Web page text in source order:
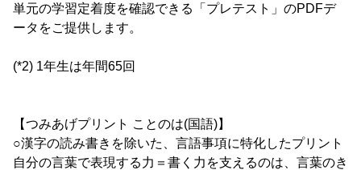
単元の学習定着度を確認できる「プレテスト」のPDFデ
ータをご提供します。
(*2) 1年生は年間65回
【つみあげプリント ことのは(国語)】
○漢字の読み書きを除いた、言語事項に特化したプリント
自分の言葉で表現する力＝書く力を支えるのは、言葉のき